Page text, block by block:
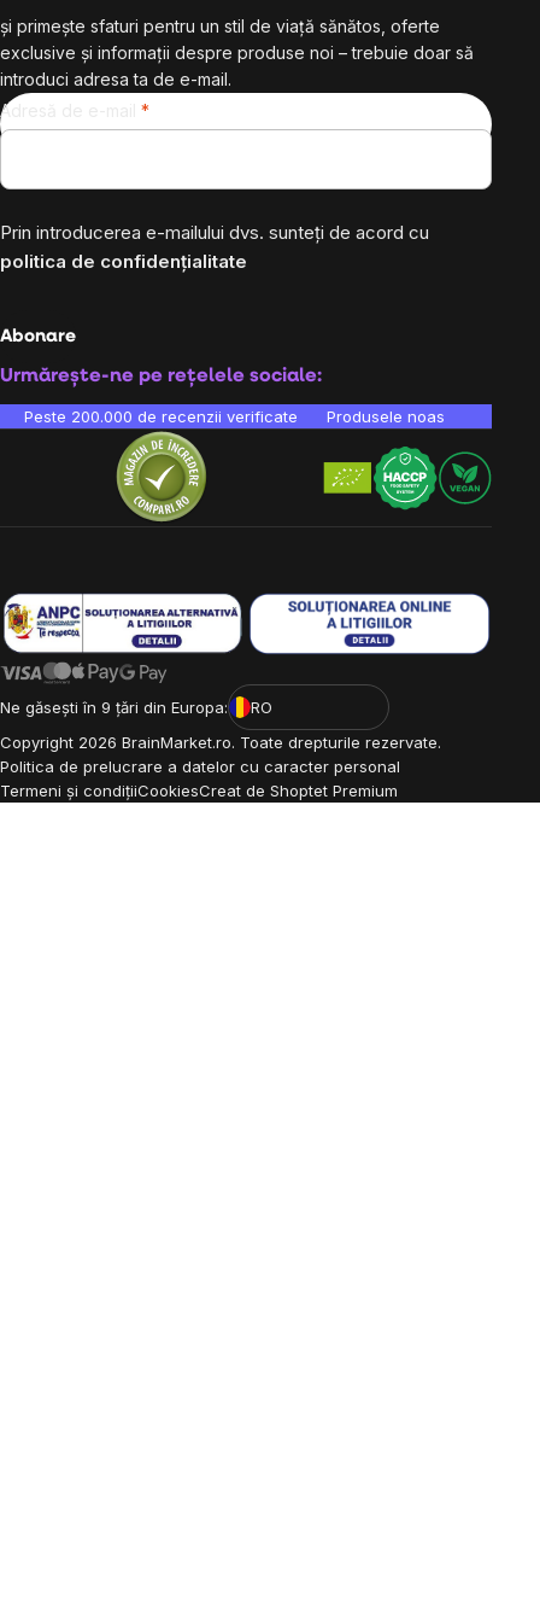
și primește sfaturi pentru un stil de viață sănătos, oferte
exclusive și informații despre produse noi – trebuie doar să
introduci adresa ta de e-mail.
Adresă de e-mail
Prin introducerea e-mailului dvs. sunteți de acord cu
politica de confidențialitate
Abonare
Urmărește-ne pe rețelele sociale:
Peste 200.000 de recenzii verificate Produsele noastre sunt
Ne găsești în 9 țări din Europa:
RO
Copyright 2026 BrainMarket.ro. Toate drepturile rezervate.
Politica de prelucrare a datelor cu caracter personal
Termeni și condițiiCookiesCreat de Shoptet Premium